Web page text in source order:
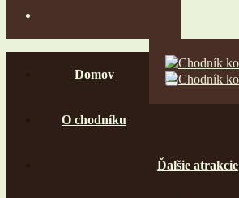
Domov
O chodníku
Ďalšie atrakcie